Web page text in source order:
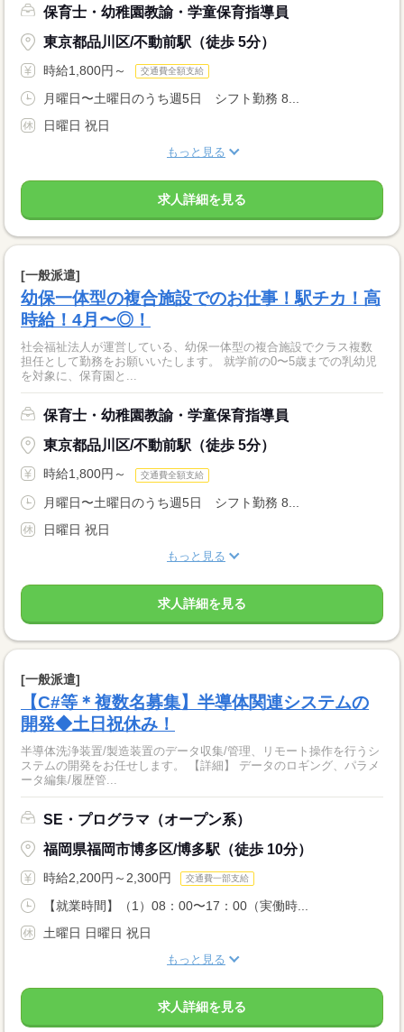
保育士・幼稚園教諭・学童保育指導員
東京都品川区/不動前駅（徒歩 5分）
時給1,800円～ 交通費全額支給
月曜日〜土曜日のうち週5日 シフト勤務 8...
日曜日 祝日
もっと見る
求人詳細を見る
[一般派遣]
幼保一体型の複合施設でのお仕事！駅チカ！高
時給！4月〜◎！
社会福祉法人が運営している、幼保一体型の複合施設でクラス複数
担任として勤務をお願いいたします。 就学前の0〜5歳までの乳幼児
を対象に、保育園と...
保育士・幼稚園教諭・学童保育指導員
東京都品川区/不動前駅（徒歩 5分）
時給1,800円～ 交通費全額支給
月曜日〜土曜日のうち週5日 シフト勤務 8...
日曜日 祝日
もっと見る
求人詳細を見る
[一般派遣]
【C#等＊複数名募集】半導体関連システムの
開発◆土日祝休み！
半導体洗浄装置/製造装置のデータ収集/管理、リモート操作を行うシ
ステムの開発をお任せします。 【詳細】 データのロギング、パラメ
ータ編集/履歴管...
SE・プログラマ（オープン系）
福岡県福岡市博多区/博多駅（徒歩 10分）
時給2,200円～2,300円 交通費一部支給
【就業時間】（1）08：00〜17：00（実働時...
土曜日 日曜日 祝日
もっと見る
求人詳細を見る